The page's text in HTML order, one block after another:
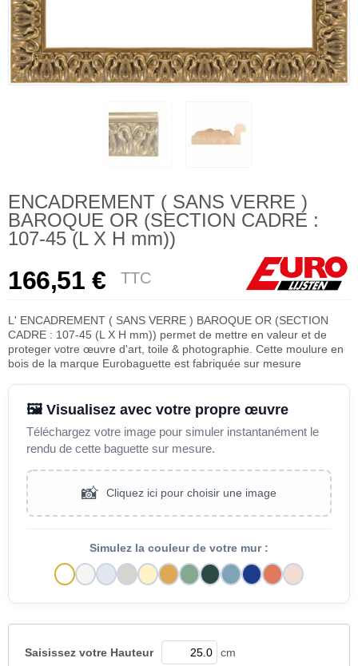
ENCADREMENT ( SANS VERRE )
BAROQUE OR (SECTION CADRE :
107-45 (L X H mm))
166,51 € TTC
L' ENCADREMENT ( SANS VERRE ) BAROQUE OR (SECTION
CADRE : 107-45 (L X H mm)) permet de mettre en valeur et de
proteger votre œuvre d'art, toile & photographie. Cette moulure en
bois de la marque Eurobaguette est fabriquée sur mesure
🖼️ Visualisez avec votre propre œuvre
Téléchargez votre image pour simuler instantanément le
rendu de cette baguette sur mesure.
📸 Cliquez ici pour choisir une image
Simulez la couleur de votre mur :
Saisissez votre Hauteur cm